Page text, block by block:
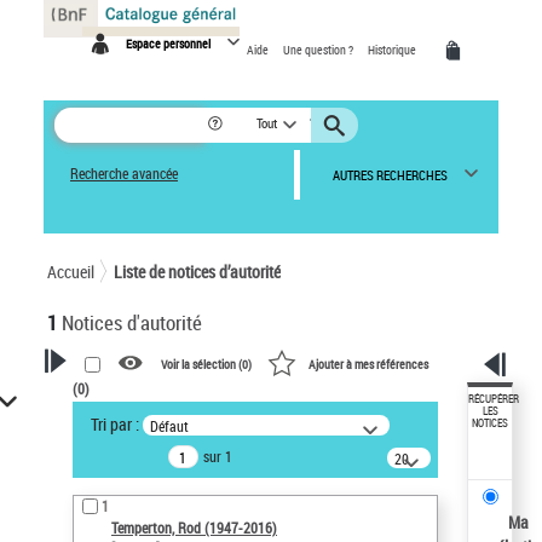
Espace personnel Aide Une question ? Historique
Tout
Recherche avancée AUTRES RECHERCHES
Accueil Liste de notices d’autorité
1 Notices d'autorité
VOTRE RECHERCHE
Recherche avancée dans les
notices d’autorité
Œuvres liées à l'auteur :
Temperton, Rod (1947-2016)
Voir la sélection (0) Ajouter à mes références
(0)
Tri par : Défaut
sur 1
20
résultats/page
1
Temperton, Rod (1947-2016)
RÉCUPÉRER
LES
NOTICES
Ma
Panneau de gestion des cookies